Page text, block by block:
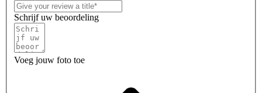
Schrijf uw beoordeling
Voeg jouw foto toe